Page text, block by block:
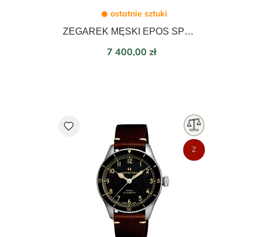
ostatnie sztuki
ZEGAREK MĘSKI EPOS SPORTIVE AUTOMATIC 41mm 3506.132.20.13.30
Cena
7 400,00 zł
favorite
Z